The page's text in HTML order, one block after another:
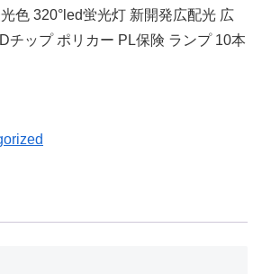
色 320°led蛍光灯 新開発広配光 広
チップ ポリカー PL保険 ランプ 10本